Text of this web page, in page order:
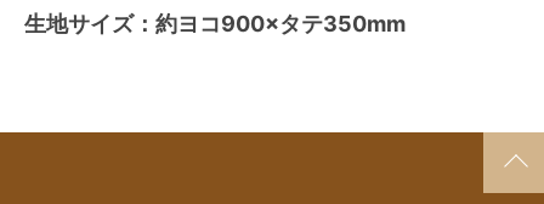
生地サイズ：約ヨコ900×タテ350mm